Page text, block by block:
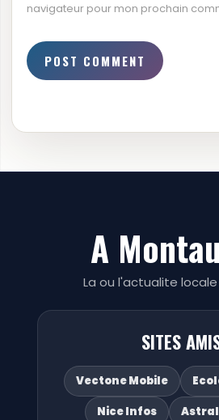
navigateur pour mon prochain
A
La ou l'actualite
SITES
Vectone Mobile
Nice Infos
Astral